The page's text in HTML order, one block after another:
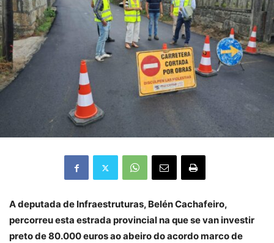
A deputada de Infraestruturas, Belén Cachafeiro,
percorreu esta estrada provincial na que se van investir
preto de 80.000 euros ao abeiro do acordo marco de